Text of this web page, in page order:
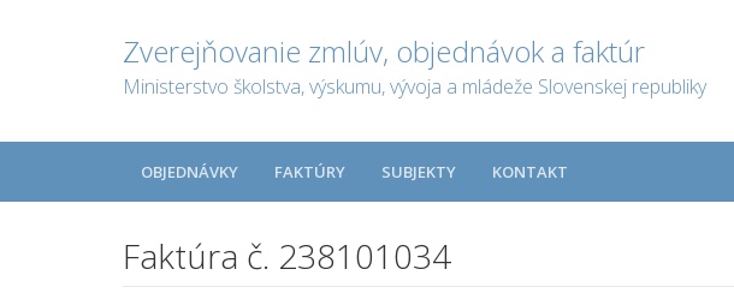
Zverejňovanie zmlúv, objednávok a faktúr
Ministerstvo školstva, výskumu, vývoja a mládeže Slovenskej republiky
OBJEDNÁVKY FAKTÚRY SUBJEKTY KONTAKT
Faktúra č. 238101034